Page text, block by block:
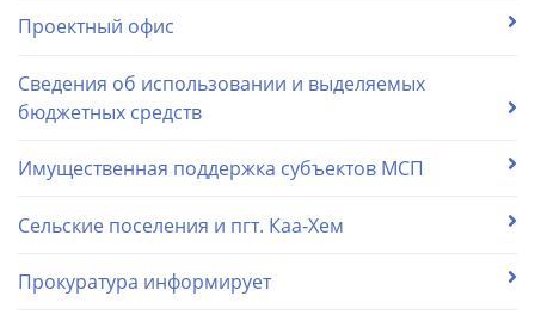
Проектный офис
Сведения об использовании и выделяемых
бюджетных средств
Имущественная поддержка субъектов МСП
Сельские поселения и пгт. Каа-Хем
Прокуратура информирует